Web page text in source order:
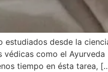
estudiados desde la
como el
tiempo en ésta tarea,